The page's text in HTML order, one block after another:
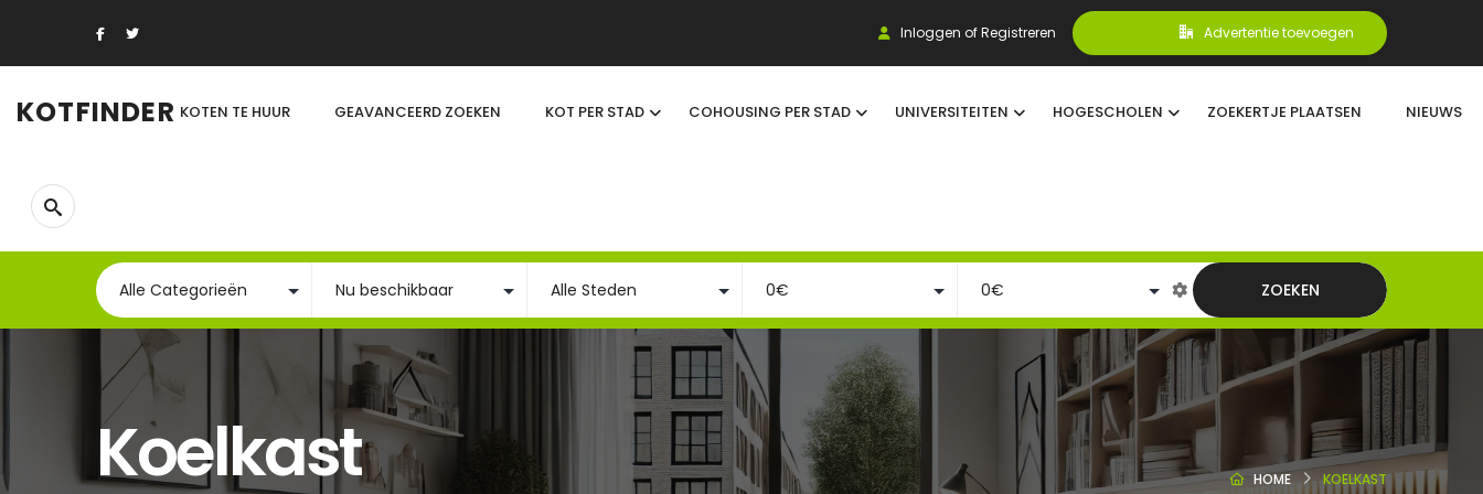
Inloggen of Registreren Advertentie toevoegen
KOTFINDER KOTEN TE HUUR GEAVANCEERD ZOEKEN KOT PER STAD COHOUSING PER STAD UNIVERSITEITEN HOGESCHOLEN ZOEKERTJE PLAATSEN NIEUWS
ZOEKEN
Koelkast HOME KOELKAST